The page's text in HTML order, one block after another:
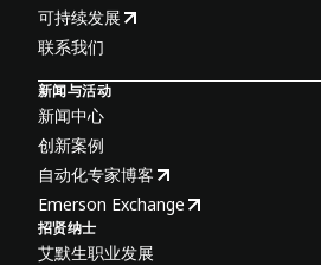
可持续发展
联系我们
新闻与活动
新闻中心
创新案例
自动化专家博客
Emerson Exchange
招贤纳士
艾默生职业发展